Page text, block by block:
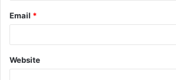
Email *
Website